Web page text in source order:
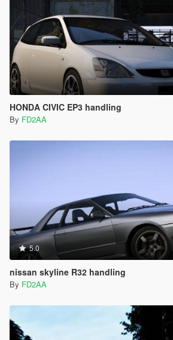
HONDA CIVIC EP3 handling
By FD2AA
5.0
nissan skyline R32 handling
By FD2AA